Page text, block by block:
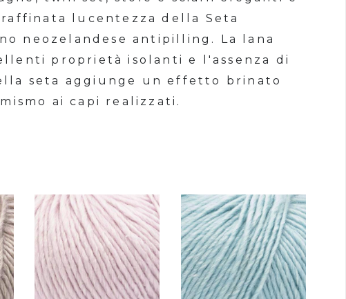
lucentezza della Seta
neozelandese antipilling. La lana
proprietà isolanti e l'assenza di
seta aggiunge un effetto brinato
ai capi realizzati.